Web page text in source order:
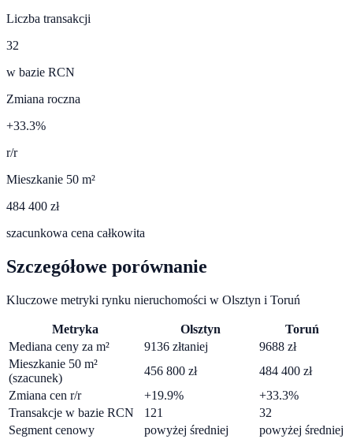
Liczba transakcji
32
w bazie RCN
Zmiana roczna
+33.3%
r/r
Mieszkanie 50 m²
484 400 zł
szacunkowa cena całkowita
Szczegółowe porównanie
Kluczowe metryki rynku nieruchomości w Olsztyn i Toruń
Metryka Olsztyn
Toruń
Mediana ceny za m²
9136 złtaniej 9688 zł
Mieszkanie 50 m²
(szacunek)
456 800 zł 484 400 zł
Zmiana cen r/r
+19.9% +33.3%
Transakcje w bazie RCN
121
32
Segment cenowy
powyżej średniej
powyżej średniej